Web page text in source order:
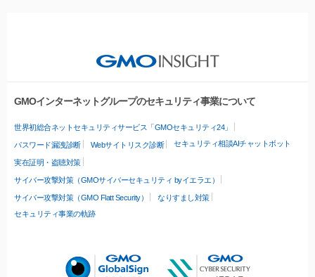
GMOインターネットグループのセキュリティ事業について
世界初総合ネットセキュリティサービス「GMOセキュリティ24」
パスワード漏洩診断 Webサイトリスク診断 セキュリティ相談AIチャットボット
実在証明・盗聴対策
サイバー攻撃対策（GMOサイバーセキュリティ byイエラエ）
サイバー攻撃対策（GMO Flatt Security）
なりすまし対策
セキュリティ事業の軌跡